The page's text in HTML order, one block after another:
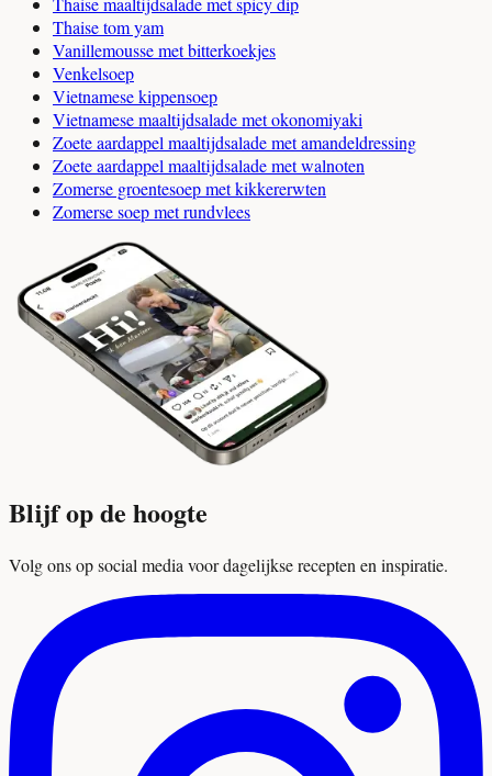
Thaise tom yam
Vanillemousse met bitterkoekjes
Venkelsoep
Vietnamese kippensoep
Vietnamese maaltijdsalade met okonomiyaki
Zoete aardappel maaltijdsalade met amandeldressing
Zoete aardappel maaltijdsalade met walnoten
Zomerse groentesoep met kikkererwten
Zomerse soep met rundvlees
Blijf op de hoogte
Volg ons op social media voor dagelijkse recepten en inspiratie.